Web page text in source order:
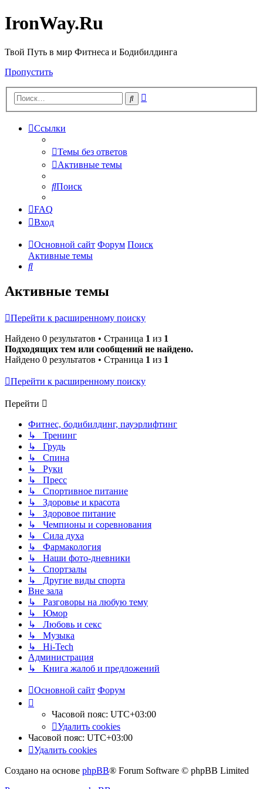
IronWay.Ru
Твой Путь в мир Фитнеса и Бодибилдинга
Пропустить
Поиск
Ссылки
Темы без ответов
Активные темы
Поиск
FAQ
Вход
Основной сайт Форум Поиск
Активные темы
Поиск
Активные темы
Перейти к расширенному поиску
Найдено 0 результатов • Страница 1 из 1
Подходящих тем или сообщений не найдено.
Найдено 0 результатов • Страница 1 из 1
Перейти к расширенному поиску
Перейти
Фитнес, бодибилдинг, пауэрлифтинг
↳ Тренинг
↳ Грудь
↳ Спина
↳ Руки
↳ Пресс
↳ Спортивное питание
↳ Здоровье и красота
↳ Здоровое питание
↳ Чемпионы и соревнования
↳ Сила духа
↳ Фармакология
↳ Наши фото-дневники
↳ Спортзалы
↳ Другие виды спорта
Вне зала
↳ Разговоры на любую тему
↳ Юмор
↳ Любовь и секс
↳ Музыка
↳ Hi-Tech
Администрация
↳ Книга жалоб и предложений
Основной сайт Форум
Часовой пояс: UTC+03:00
Удалить cookies
Часовой пояс: UTC+03:00
Удалить cookies
Создано на основе phpBB® Forum Software © phpBB Limited